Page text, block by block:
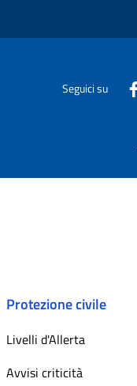
Seguici su
Protezione civile
Livelli d'Allerta
Avvisi criticità